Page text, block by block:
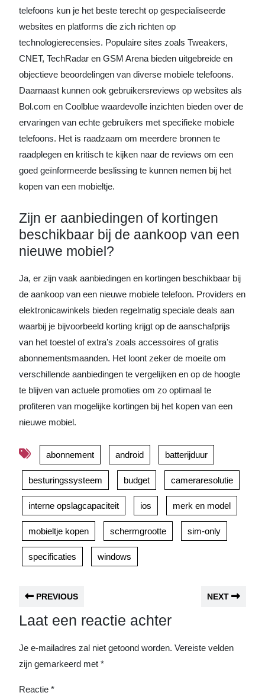
telefoons kun je het beste terecht op gespecialiseerde
websites en platforms die zich richten op
technologierecensies. Populaire sites zoals Tweakers,
CNET, TechRadar en GSM Arena bieden uitgebreide en
objectieve beoordelingen van diverse mobiele telefoons.
Daarnaast kunnen ook gebruikersreviews op websites als
Bol.com en Coolblue waardevolle inzichten bieden over de
ervaringen van echte gebruikers met specifieke mobiele
telefoons. Het is raadzaam om meerdere bronnen te
raadplegen en kritisch te kijken naar de reviews om een
goed geïnformeerde beslissing te kunnen nemen bij het
kopen van een mobieltje.
Zijn er aanbiedingen of kortingen
beschikbaar bij de aankoop van een
nieuwe mobiel?
Ja, er zijn vaak aanbiedingen en kortingen beschikbaar bij
de aankoop van een nieuwe mobiele telefoon. Providers en
elektronicawinkels bieden regelmatig speciale deals aan
waarbij je bijvoorbeeld korting krijgt op de aanschafprijs
van het toestel of extra’s zoals accessoires of gratis
abonnementsmaanden. Het loont zeker de moeite om
verschillende aanbiedingen te vergelijken en op de hoogte
te blijven van actuele promoties om zo optimaal te
profiteren van mogelijke kortingen bij het kopen van een
nieuwe mobiel.
abonnement android batterijduur
besturingssysteem budget cameraresolutie
interne opslagcapaciteit ios merk en model
mobieltje kopen schermgrootte sim-only
specificaties windows
PREVIOUS NEXT
Laat een reactie achter
Je e-mailadres zal niet getoond worden. Vereiste velden
zijn gemarkeerd met *
Reactie *